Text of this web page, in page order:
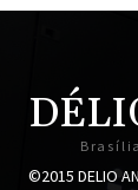
©2015 DELIO